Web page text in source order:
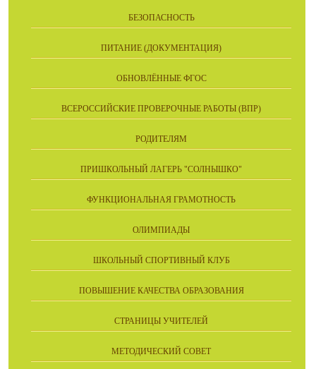
БЕЗОПАСНОСТЬ
ПИТАНИЕ (ДОКУМЕНТАЦИЯ)
ОБНОВЛЁННЫЕ ФГОС
ВСЕРОССИЙСКИЕ ПРОВЕРОЧНЫЕ РАБОТЫ (ВПР)
РОДИТЕЛЯМ
ПРИШКОЛЬНЫЙ ЛАГЕРЬ "СОЛНЫШКО"
ФУНКЦИОНАЛЬНАЯ ГРАМОТНОСТЬ
ОЛИМПИАДЫ
ШКОЛЬНЫЙ СПОРТИВНЫЙ КЛУБ
ПОВЫШЕНИЕ КАЧЕСТВА ОБРАЗОВАНИЯ
СТРАНИЦЫ УЧИТЕЛЕЙ
МЕТОДИЧЕСКИЙ СОВЕТ